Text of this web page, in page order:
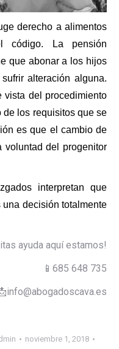
derecho a alimentos
código. La pensión
que abonar a los hijos
alteración alguna.
vista del procedimiento
los requisitos que se
es que el cambio de
voluntad del progenitor
interpretan que
decisión totalmente
ayuda aquí estamos!
📱685 648 735
noviembre 1, 2018